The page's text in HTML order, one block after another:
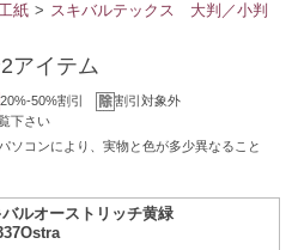
紙 > スキバルテックス 大判／小判
アイテム
20%-50%割引
割引対象外
下さい
コンにより、実物と色が多少異なること
バルオーストリッチ黄緑